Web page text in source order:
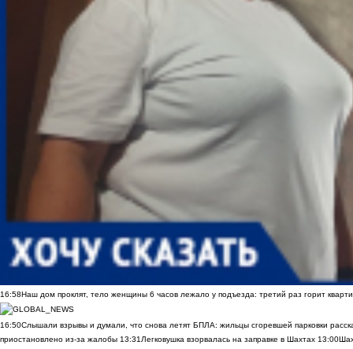
16:58Наш дом проклят, тело женщины 6 часов лежало у подъезда: третий раз горит
16:50Слышали взрывы и думали, что снова летят БПЛА: жильцы сгоревшей парковки
приостановлено из-за жалобы 13:31 Легковушка взорвалась на заправке в Шахтах 13:00